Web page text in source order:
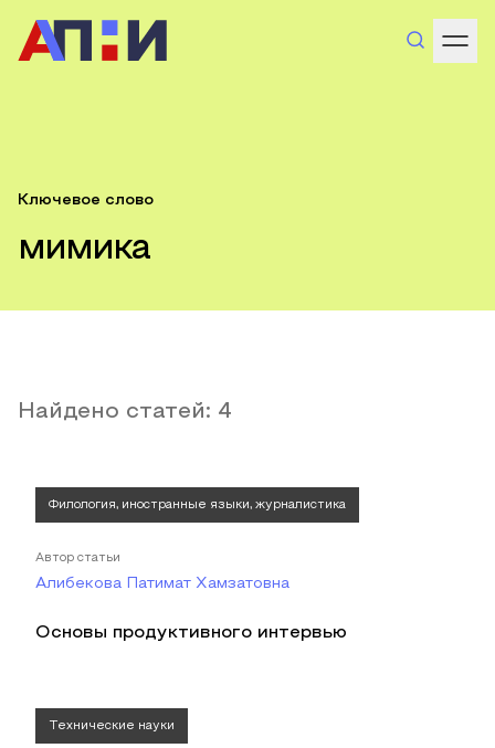
Ключевое слово
мимика
Найдено статей: 4
Филология, иностранные языки, журналистика
Автор статьи
Алибекова Патимат Хамзатовна
Основы продуктивного интервью
Технические науки